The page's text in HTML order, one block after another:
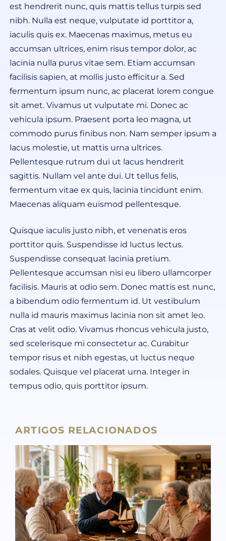
est hendrerit nunc, quis mattis tellus turpis sed
nibh. Nulla est neque, vulputate id porttitor a,
iaculis quis ex. Maecenas maximus, metus eu
accumsan ultrices, enim risus tempor dolor, ac
lacinia nulla purus vitae sem. Etiam accumsan
facilisis sapien, at mollis justo efficitur a. Sed
fermentum ipsum nunc, ac placerat lorem congue
sit amet. Vivamus ut vulputate mi. Donec ac
vehicula ipsum. Praesent porta leo magna, ut
commodo purus finibus non. Nam semper ipsum a
lacus molestie, ut mattis urna ultrices.
Pellentesque rutrum dui ut lacus hendrerit
sagittis. Nullam vel ante dui. Ut tellus felis,
fermentum vitae ex quis, lacinia tincidunt enim.
Maecenas aliquam euismod pellentesque.
Quisque iaculis justo nibh, et venenatis eros
porttitor quis. Suspendisse id luctus lectus.
Suspendisse consequat lacinia pretium.
Pellentesque accumsan nisi eu libero ullamcorper
facilisis. Mauris at odio sem. Donec mattis est nunc,
a bibendum odio fermentum id. Ut vestibulum
nulla id mauris maximus lacinia non sit amet leo.
Cras at velit odio. Vivamus rhoncus vehicula justo,
sed scelerisque mi consectetur ac. Curabitur
tempor risus et nibh egestas, ut luctus neque
sodales. Quisque vel placerat urna. Integer in
tempus odio, quis porttitor ipsum.
ARTIGOS RELACIONADOS